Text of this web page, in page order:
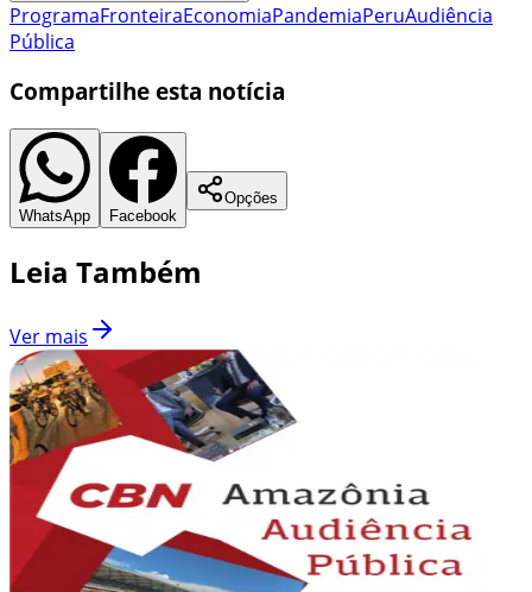
ProgramaFronteiraEconomiaPandemiaPeruAudiência
Pública
Compartilhe esta notícia
WhatsApp Facebook
Opções
Leia Também
Ver mais